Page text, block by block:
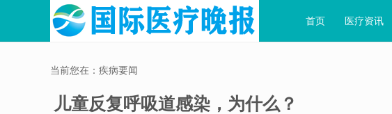
首页 医疗资讯
当前您在：疾病要闻
儿童反复呼吸道感染，为什么？